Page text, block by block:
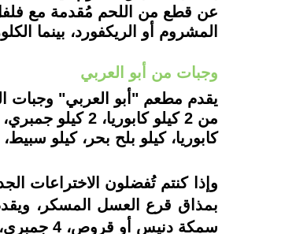
عن قطع من اللحم مُقدمة مع
المشروم أو الريكفورد، بينما
وجبات من أبو العربي
يقدم مطعم "أبو العربي" وجبات
كابوريا، كيلو بلح بحر، كيلو سبيط، مع 6 أطباق أرز صيادية، 6 طواجن بطاطس، بجانب 6 سلطة و
وإذا كنتم تُفضلون الاختراعات
سمكة دنيس أو قروص، 4 جمبري، سبيط مقلي، أرز بالجمبري، 2 سلطة، شوربة سي فود، وعيش مع بلح ومشروب رمضاني.